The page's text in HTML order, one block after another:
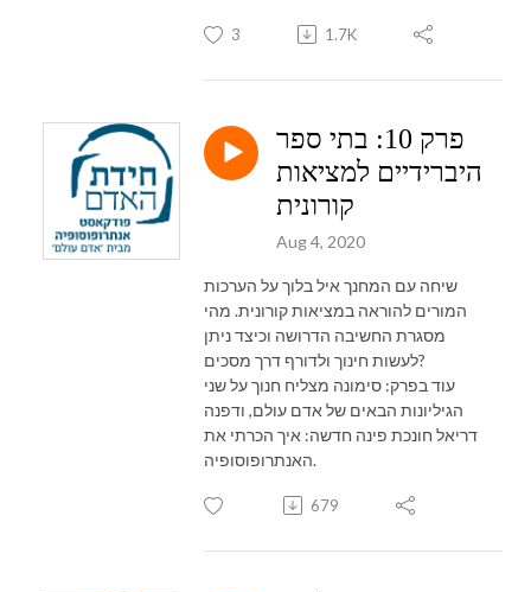
3 1.7K
פרק 10: בתי ספר
היברידיים למציאות
קורונית
Aug 4, 2020
שיחה עם המחנך איל בלוך על הערכות
המורים להוראה במציאות קורונית. מהי
מסגרת החשיבה הדרושה וכיצד ניתן
לעשות חינוך ולדורף דרך מסכים?
עוד בפרק: סימונה מצליח חנוך על שני
הגיליונות הבאים של אדם עולם, ודפנה
דריאל חונכת פינה חדשה: איך הכרתי את
האנתרופוסופיה.
679